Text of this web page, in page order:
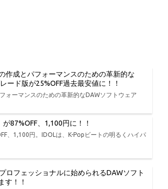
作成とパフォーマンスのための革新的な
ード版が25%OFF過去最安値に！！
ォーマンスのための革新的なDAWソフトウェア
87%OFF、1,100円に！！
、1,100円。IDOLは、K-Popビートの明るくハイパ
ロフェッショナルに始められるDAWソフト
す！！